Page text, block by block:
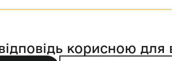
корисною для